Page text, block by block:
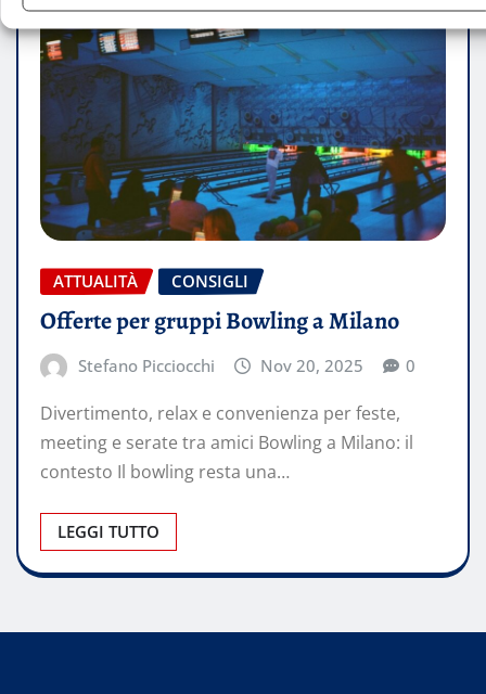
ATTUALITÀ CONSIGLI
Offerte per gruppi Bowling a Milano
Stefano Picciocchi Nov 20, 2025 0
Divertimento, relax e convenienza per feste,
meeting e serate tra amici Bow­ling a Milano: il
contesto Il bowling resta una…
LEGGI TUTTO